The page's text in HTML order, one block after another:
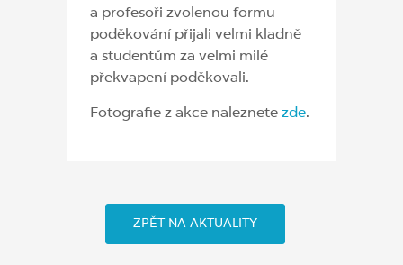
a profesoři zvolenou formu
poděkování přijali velmi kladně
a studentům za velmi milé
překvapení poděkovali.
Fotografie z akce naleznete zde.
ZPĚT NA AKTUALITY